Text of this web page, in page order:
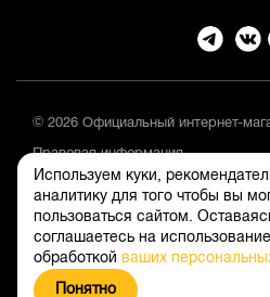
Используем куки,
аналитику для того чтобы вы
пользоваться сайтом.
соглашаетесь на использование
обработкой ваших
Понятно
© 2026 Официальный интернет-
Правовая информация
Положение об обработке и защите